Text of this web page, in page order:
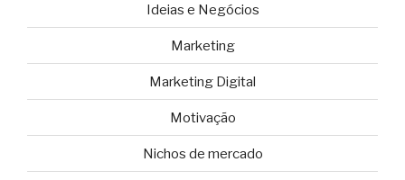
Ideias e Negócios
Marketing
Marketing Digital
Motivação
Nichos de mercado